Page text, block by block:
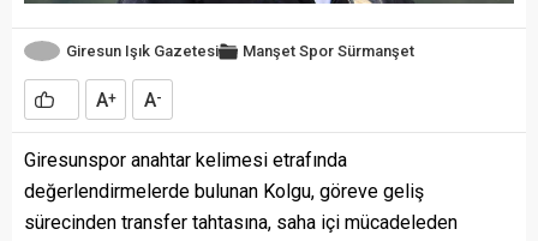
Giresun Işık Gazetesi Manşet Spor Sürmanşet
A+ A-
Giresunspor anahtar kelimesi etrafında
değerlendirmelerde bulunan Kolgu, göreve geliş
sürecinden transfer tahtasına, saha içi mücadeleden